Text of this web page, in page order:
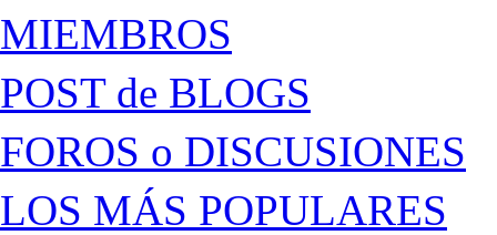
MIEMBROS
POST de BLOGS
FOROS o DISCUSIONES
LOS MÁS POPULARES